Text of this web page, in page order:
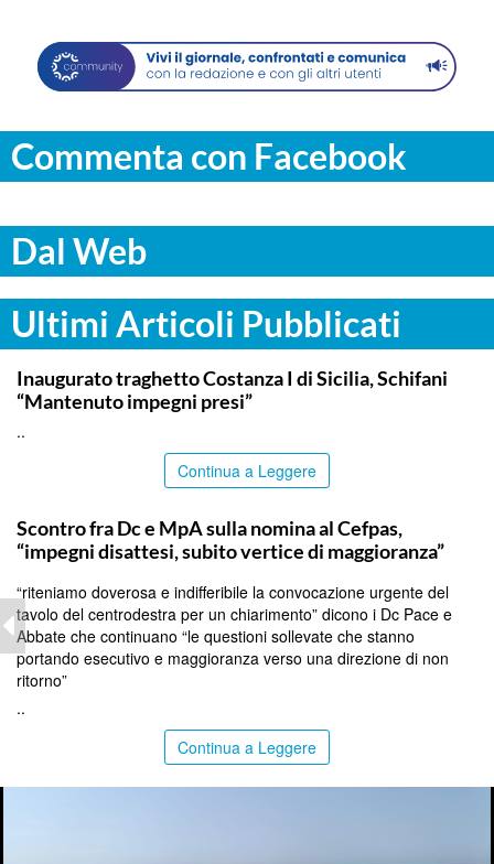
Commenta con Facebook
Dal Web
Ultimi Articoli Pubblicati
ITALPRESS
Inaugurato traghetto Costanza I di Sicilia, Schifani
“Mantenuto impegni presi”
..
Continua a Leggere
Scontro fra Dc e MpA sulla nomina al Cefpas,
“impegni disattesi, subito vertice di maggioranza”
“riteniamo doverosa e indifferibile la convocazione urgente del
tavolo del centrodestra per un chiarimento” dicono i Dc Pace e
Abbate che continuano “le questioni sollevate che stanno
portando esecutivo e maggioranza verso una direzione di non
ritorno”
..
Continua a Leggere